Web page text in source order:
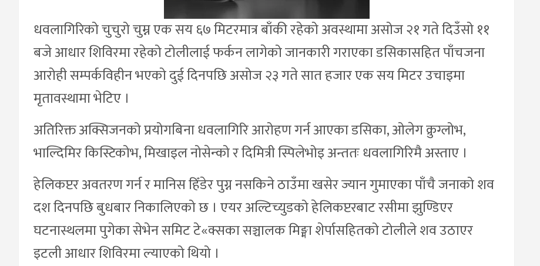
धवलागिरिको चुचुरो चुम्न एक सय ६७ मिटरमात्र बाँकी रहेको अवस्थामा असोज २१ गते दिउँसो ११
बजे आधार शिविरमा रहेको टोलीलाई फर्कन लागेको जानकारी गराएका डसिकासहित पाँचजना
आरोही सम्पर्कविहीन भएको दुई दिनपछि असोज २३ गते सात हजार एक सय मिटर उचाइमा
मृतावस्थामा भेटिए ।
अतिरिक्त अक्सिजनको प्रयोगबिना धवलागिरि आरोहण गर्न आएका डसिका, ओलेग क्रुग्लोभ,
भाल्दिमिर किस्टिकोभ, मिखाइल नोसेन्को र दिमित्री स्पिलेभोइ अन्ततः धवलागिरिमै अस्ताए ।
हेलिकप्टर अवतरण गर्न र मानिस हिँडेर पुग्न नसकिने ठाउँमा खसेर ज्यान गुमाएका पाँचै जनाको शव
दश दिनपछि बुधबार निकालिएको छ । एयर अल्टिच्युडको हेलिकप्टरबाट रसीमा झुण्डिएर
घटनास्थलमा पुगेका सेभेन समिट टे«क्सका सञ्चालक मिङ्मा शेर्पासहितको टोलीले शव उठाएर
इटली आधार शिविरमा ल्याएको थियो ।